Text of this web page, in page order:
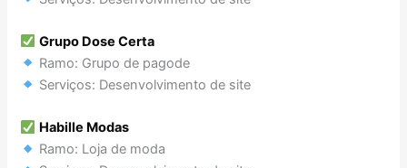
Grupo Dose Certa
Ramo: Grupo de pagode
Serviços: Desenvolvimento de site
Habille Modas
Ramo: Loja de moda